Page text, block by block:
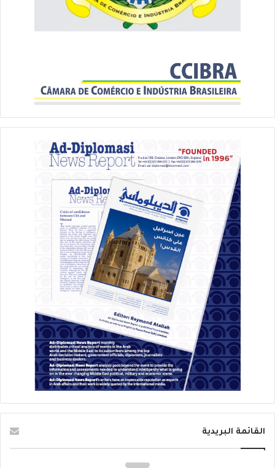
القائمة البريدية